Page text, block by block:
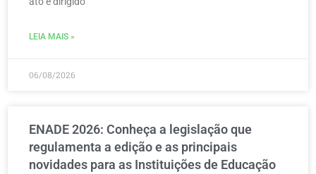
LEIA MAIS »
06/08/2026
ENADE 2026: Conheça a legislação que
regulamenta a edição e as principais
novidades para as Instituições de Educação